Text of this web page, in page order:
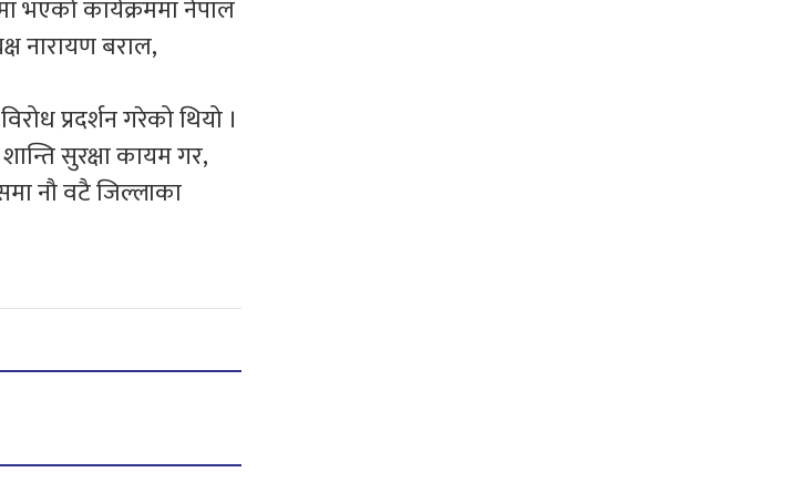
भएको कार्यक्रममा नेपाल
नारायण बराल,
प्रदर्शन गरेको थियो ।
सुरक्षा कायम गर,
नौ वटै जिल्लाका